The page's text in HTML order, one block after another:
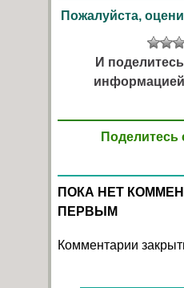
Пожалуйста,
И
Поделитесь
ПОКА НЕТ
ПЕРВЫМ
Комментарии